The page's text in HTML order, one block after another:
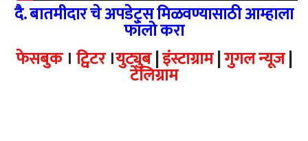
दै. बातमीदार चे अपडेट्स मिळवण्यासाठी आम्हाला
फॉलो करा
फेसबुक। ट्विटर।युट्युब|इंस्टाग्राम|गुगल न्यूज|
टेलिग्राम